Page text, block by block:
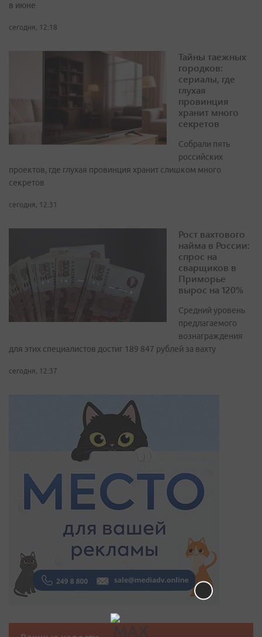
в июне
сегодня, 12:18
Тайны таежных
городков:
сериалы, где
глухая
провинция
хранит много
секретов
Собрали пять
российских
проектов, где глухая провинция хранит слишком много
секретов
сегодня, 12:31
Рост вахтового
найма в России:
спрос на
сварщиков в
Приморье
вырос на 120%
Средний уровень
предлагаемого
вознаграждения
для этих специалистов достиг 189 847 рублей за вахту
сегодня, 12:37